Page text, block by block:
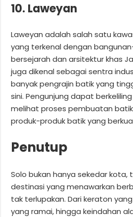
10. Laweyan
Laweyan adalah salah satu
yang terkenal dengan
bersejarah dan arsitektur khas
juga dikenal sebagai sentra
banyak pengrajin batik yang
sini. Pengunjung dapat
melihat proses pembuatan
produk-produk batik yang
Penutup
Solo bukan hanya sekedar kota,
destinasi yang menawarkan
tak terlupakan. Dari keraton
yang ramai, hingga keindahan